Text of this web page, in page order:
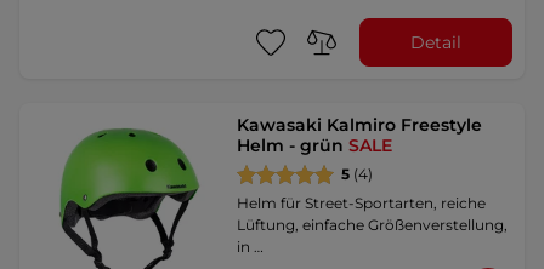
Detail
Kawasaki Kalmiro Freestyle
Helm - grünSALE
5 (4)
Helm für Street-Sportarten, reiche
Lüftung, einfache Größenverstellung,
in …